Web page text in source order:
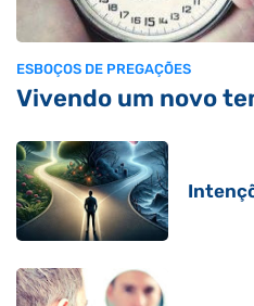
ESBOÇOS DE PREGAÇÕES
Vivendo um novo